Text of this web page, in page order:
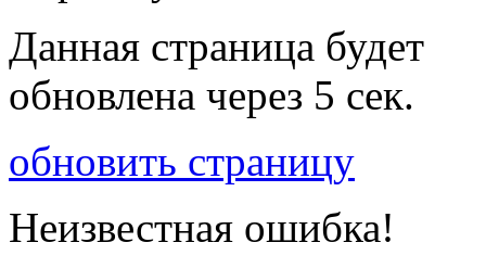
Данная страница будет
обновлена через 5 сек.
обновить страницу
Неизвестная ошибка!